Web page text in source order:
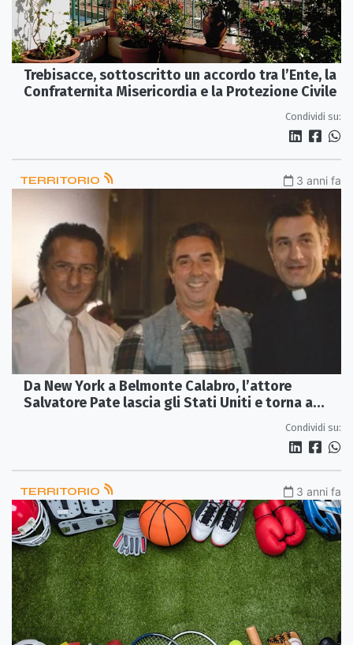
Trebisacce, sottoscritto un accordo tra l’Ente, la
Confraternita Misericordia e la Protezione Civile
Condividi su:
TERRITORIO 3 anni fa
Da New York a Belmonte Calabro, l’attore
Salvatore Pate lascia gli Stati Uniti e torna a
Condividi su:
TERRITORIO 3 anni fa